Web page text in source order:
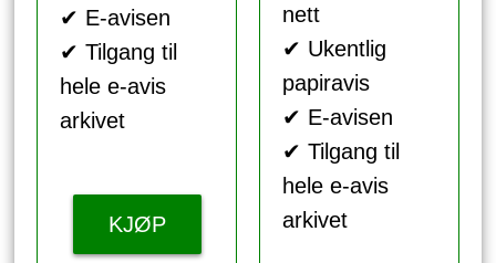
✔ E-avisen
✔ Tilgang til
hele e-avis
arkivet
KJØP
nett
✔ Ukentlig
papiravis
✔ E-avisen
✔ Tilgang til
hele e-avis
arkivet